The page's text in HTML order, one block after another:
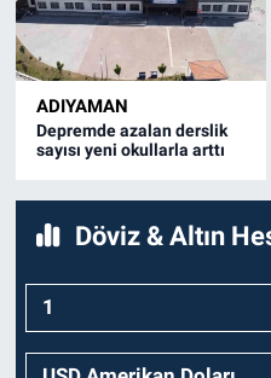
ADIYAMAN
Depremde azalan derslik
sayısı yeni okullarla arttı
Döviz & Altın